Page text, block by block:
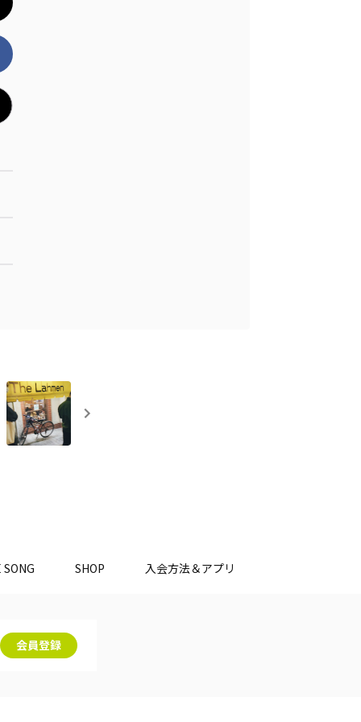
SONG SHOP 入会方法＆アプリ
会員登録